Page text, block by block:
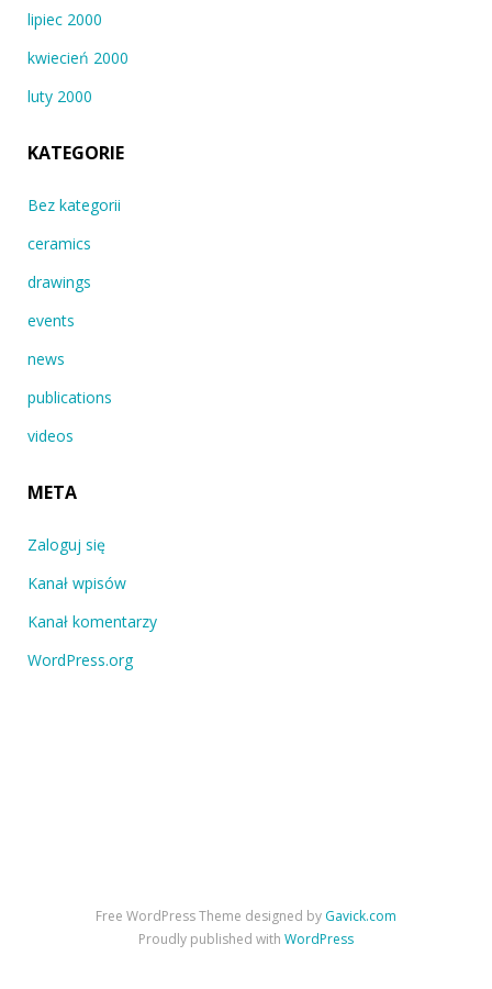
lipiec 2000
kwiecień 2000
luty 2000
KATEGORIE
Bez kategorii
ceramics
drawings
events
news
publications
videos
META
Zaloguj się
Kanał wpisów
Kanał komentarzy
WordPress.org
Free WordPress Theme designed by Gavick.com
Proudly published with WordPress